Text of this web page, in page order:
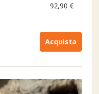
92,90 €
Acquista